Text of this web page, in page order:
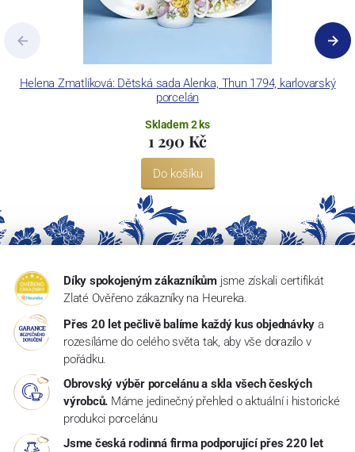
Helena Zmatlíková: Dětská sada Alenka, Thun 1794, karlovarský
porcelán
Skladem 2 ks
1 290 Kč
Do košíku
Díky spokojeným zákazníkům jsme získali certifikát
Zlaté Ověřeno zákazníky na Heureka.
Přes 20 let pečlivě balíme každý kus objednávky a
rozesíláme do celého světa tak, aby vše dorazilo v
pořádku.
Obrovský výběr porcelánu a skla všech českých
výrobců. Máme jedinečný přehled o aktuální i historické
produkci porcelánu
Jsme česká rodinná firma podporující přes 220 let